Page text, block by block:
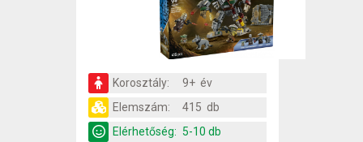
Korosztály:
9+ év
Elemszám:
415 db
Elérhetőség: 5-10 db